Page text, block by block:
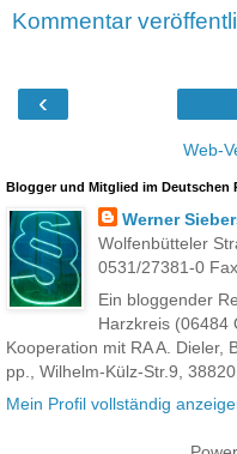
Kommentar
‹
Web-
Blogger und Mitglied im Deutschen
Werner
Wolfenbütteler
0531/27381-0
Ein bloggender
Harzkreis (06484
Kooperation mit RA A. Dieler,
pp., Wilhelm-Külz-Str.9,
Mein Profil vollständig